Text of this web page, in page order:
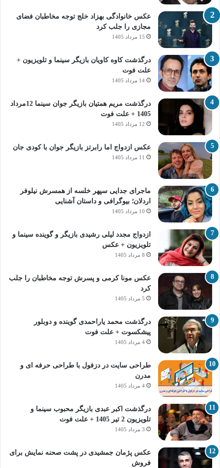
عکس خانوادگی بهزاد خلج توجه مخاطبان فضای
مجازی را جلب کرد
15 مرداد 1405
درگذشت کاوه کاویان بازیگر سینما و تلویزیون +
علت فوت
14 مرداد 1405
درگذشت مریم همتیان بازیگر جوان سینما 12مرداد
1405 + علت فوت
12 مرداد 1405
عکس ازدواج اما رابرتز بازیگر جوان با کودی جان
11 مرداد 1405
ماجرای جدایی سپهر خلسه از همسرش نیلوفر
اردلان؛ بیوگرافی و داستان آشنایی
10 مرداد 1405
ازدواج مجدد لیلی رشیدی بازیگر و گوینده سینما و
تلویزیون + عکس
8 مرداد 1405
عکس مونا کرمی و پسرش توجه مخاطبان را جلب
کرد
5 مرداد 1405
درگذشت محمد یاراحمدی گوینده و دوبلور
پیشکسوت + علت فوت
4 مرداد 1405
طراحی سایت در دزفول با طراحی حرفه‌ ای و
مدرن
4 مرداد 1405
درگذشت اکبر عبدی بازیگر محبوب سینما و
تلویزیون 2 تیر 1405 + علت فوت
3 مرداد 1405
عکس پژمان جمشیدی در پشت صحنه نمایش برای
فروش